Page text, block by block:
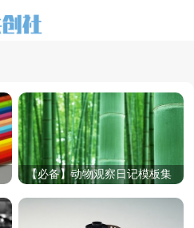
【必备】动物观察日记模板集